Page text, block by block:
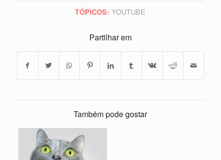
TÓPICOS: YOUTUBE
Partilhar em
Também pode gostar